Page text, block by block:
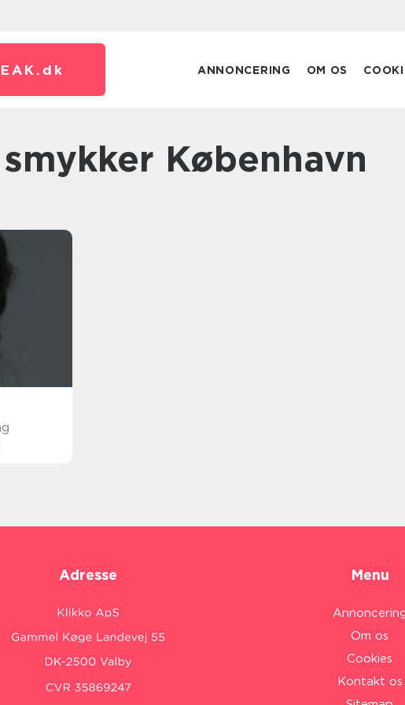
dk ANNONCERING OM OS
smykker København
Adresse Menu
Om os
Cookies
Kontakt os